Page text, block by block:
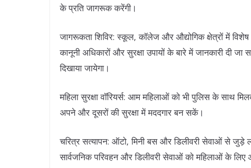
के प्रति जागरूक करेंगी।
जागरूकता शिविर: स्कूल, कॉलेज और औद्योगिक क्षेत्रों में
कानूनी अधिकारों और सुरक्षा उपायों के बारे में जानकारी
दिखाया जायेगा।
महिला सुरक्षा वॉरियर्स: आम महिलाओं को भी पुलिस के साथ
अपने और दूसरों की सुरक्षा में मददगार बन सकें।
चरित्र सत्यापन: ऑटो, मिनी बस और डिलीवरी सेवाओं से जुड़े
सार्वजनिक परिवहन और डिलीवरी सेवाओं को महिलाओं के लिए